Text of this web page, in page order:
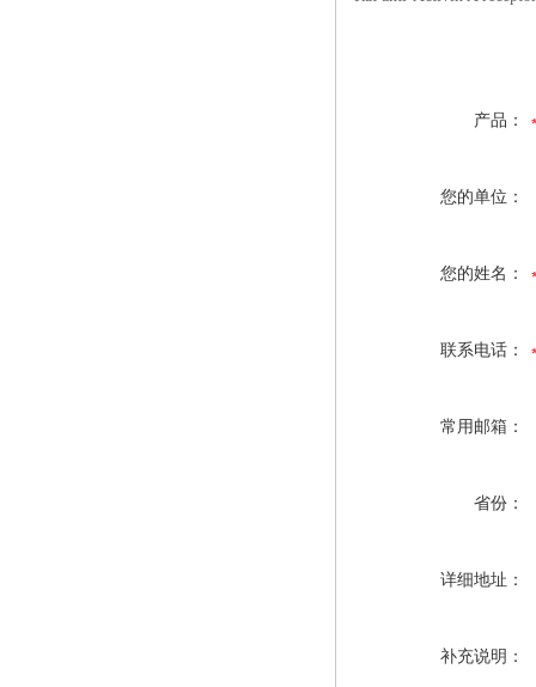
产品：
您的单位：
您的姓名：
联系电话：
常用邮箱：
省份：
详细地址：
补充说明：